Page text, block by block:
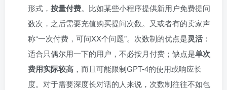
形式， 按量付费。比如某些小程序提供新用户免费提问
数次，之后需要充值购买提问次数。又或者有的卖家声
称“一次付费，可问XX个问题”。次数制的优点是灵活：
适合只偶尔用一下的用户，不必按月付费；缺点是单次
费用实际较高 ，而且可能限制GPT-4的使用或响应长
度。对于需要深度长对话的人来说，次数制往往不如包